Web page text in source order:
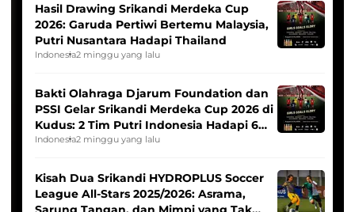
Hasil Drawing Srikandi Merdeka Cup
2026: Garuda Pertiwi Bertemu Malaysia,
Putri Nusantara Hadapi Thailand
Indonesia2 minggu yang lalu
Bakti Olahraga Djarum Foundation dan
PSSI Gelar Srikandi Merdeka Cup 2026 di
Kudus: 2 Tim Putri Indonesia Hadapi 6
Tim Asia
Indonesia2 minggu yang lalu
Kisah Dua Srikandi HYDROPLUS Soccer
League All-Stars 2025/2026: Asrama,